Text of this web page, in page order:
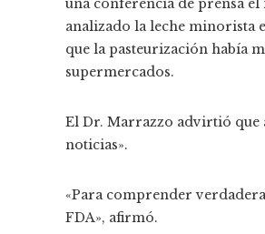
una conferencia de prensa
analizado la leche minorista
que la pasteurización había
supermercados.
El Dr. Marrazzo advirtió que
noticias».
«Para comprender
FDA», afirmó.